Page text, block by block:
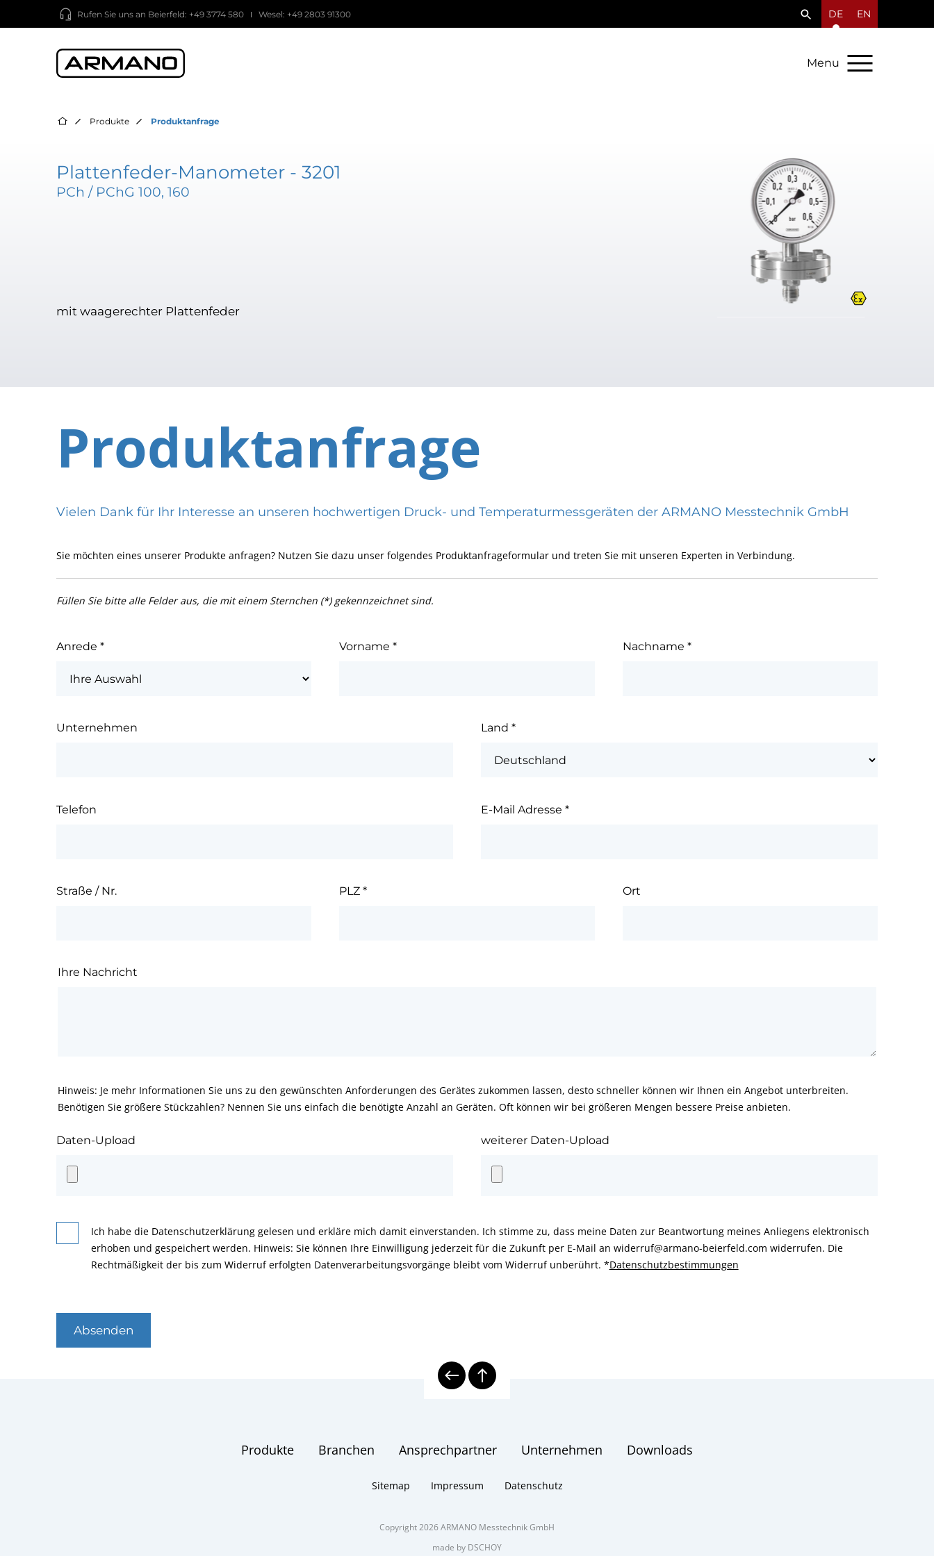
Rufen Sie uns an Beierfeld: +49 3774 580 Wesel: +49 2803 91300 DE EN
Menu
Produkte Produktanfrage
Plattenfeder-Manometer - 3201
PCh / PChG 100, 160
mit waagerechter Plattenfeder
Produktanfrage
Vielen Dank für Ihr Interesse an unseren hochwertigen Druck- und Temperaturmessgeräten der ARMANO Messtechnik GmbH
Sie möchten eines unserer Produkte anfragen? Nutzen Sie dazu unser folgendes Produktanfrageformular und treten Sie mit unseren Experten in Verbindung.
Füllen Sie bitte alle Felder aus, die mit einem Sternchen (*) gekennzeichnet sind.
Anrede * Vorname* Nachname *
Unternehmen Land *
Telefon E-Mail Adresse *
Straße / Nr. PLZ* Ort
Ihre Nachricht
Hinweis: Je mehr Informationen Sie uns zu den gewünschten Anforderungen des Gerätes zukommen lassen, desto schneller können wir Ihnen ein Angebot unterbreiten.
Benötigen Sie größere Stückzahlen? Nennen Sie uns einfach die benötigte Anzahl an Geräten. Oft können wir bei größeren Mengen bessere Preise anbieten.
Daten-Upload weiterer Daten-Upload
Ich habe die Datenschutzerklärung gelesen und erkläre mich damit einverstanden. Ich stimme zu, dass meine Daten zur Beantwortung meines Anliegens elektronisch
erhoben und gespeichert werden. Hinweis: Sie können Ihre Einwilligung jederzeit für die Zukunft per E-Mail an widerruf@armano-beierfeld.com widerrufen. Die
Rechtmäßigkeit der bis zum Widerruf erfolgten Datenverarbeitungsvorgänge bleibt vom Widerruf unberührt. *Datenschutzbestimmungen
Absenden
Produkte Branchen Ansprechpartner Unternehmen Downloads
Sitemap Impressum Datenschutz
Copyright 2026 ARMANO Messtechnik GmbH
made by DSCHOY